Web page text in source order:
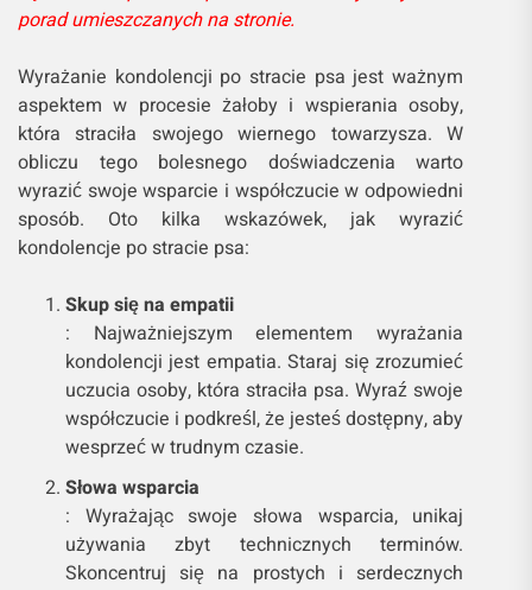
porad umieszczanych na stronie.
Wyrażanie kondolencji po stracie psa jest ważnym
aspektem w procesie żałoby i wspierania osoby,
która straciła swojego wiernego towarzysza. W
obliczu tego bolesnego doświadczenia warto
wyrazić swoje wsparcie i współczucie w odpowiedni
sposób. Oto kilka wskazówek, jak wyrazić
kondolencje po stracie psa:
Skup się na empatii
: Najważniejszym elementem wyrażania
kondolencji jest empatia. Staraj się zrozumieć
uczucia osoby, która straciła psa. Wyraź swoje
współczucie i podkreśl, że jesteś dostępny, aby
wesprzeć w trudnym czasie.
Słowa wsparcia
: Wyrażając swoje słowa wsparcia, unikaj
używania zbyt technicznych terminów.
Skoncentruj się na prostych i serdecznych